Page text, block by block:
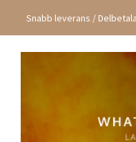
Snabb leverans /